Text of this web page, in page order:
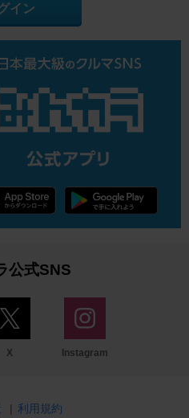
イン
公式SNS
X Instagram
| 利用規約